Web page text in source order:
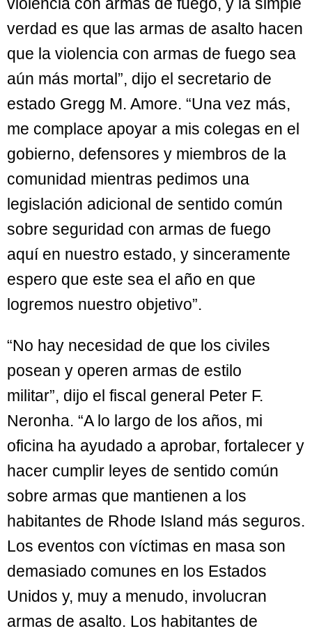
verdad es que las armas de asalto hacen
que la violencia con armas de fuego sea
aún más mortal”, dijo el secretario de
estado Gregg M. Amore. “Una vez más,
me complace apoyar a mis colegas en el
gobierno, defensores y miembros de la
comunidad mientras pedimos una
legislación adicional de sentido común
sobre seguridad con armas de fuego
aquí en nuestro estado, y sinceramente
espero que este sea el año en que
logremos nuestro objetivo”.
“No hay necesidad de que los civiles
posean y operen armas de estilo
militar”, dijo el fiscal general Peter F.
Neronha. “A lo largo de los años, mi
oficina ha ayudado a aprobar, fortalecer y
hacer cumplir leyes de sentido común
sobre armas que mantienen a los
habitantes de Rhode Island más seguros.
Los eventos con víctimas en masa son
demasiado comunes en los Estados
Unidos y, muy a menudo, involucran
armas de asalto. Los habitantes de